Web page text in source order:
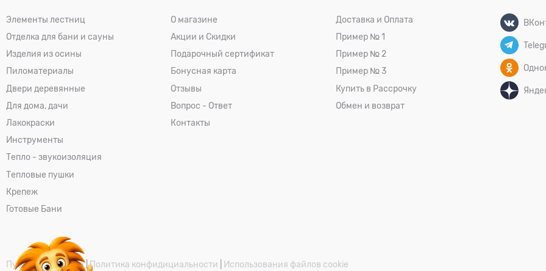
Элементы лестниц
Отделка для бани и сауны
Изделия из осины
Пиломатериалы
Двери деревянные
Для дома, дачи
Лакокраски
Инструменты
Тепло - звукоизоляция
Тепловые пушки
Крепеж
Готовые Бани
О магазине
Акции и Скидки
Подарочный сертификат
Бонусная карта
Отзывы
Вопрос - Ответ
Контакты
Доставка и Оплата
Пример № 1
Пример № 2
Пример № 3
Купить в Рассрочку
Обмен и возврат
Публичная оферта|Политика конфидициальности Использования файлов cookie